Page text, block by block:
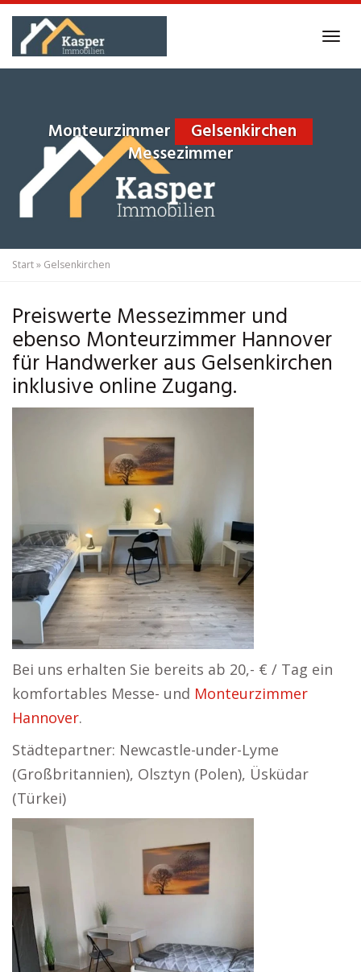
Skip
main
Monteurzimmer
Gelsenkirchen
Messezimmer
Start» Gelsenkirchen
Preiswerte Messezimmer und
ebenso Monteurzimmer Hannover
für Handwerker aus Gelsenkirchen
inklusive online Zugang.
Bei uns erhalten Sie bereits ab 20,- € / Tag ein
komfortables Messe- und Monteurzimmer
Hannover.
Städtepartner: Newcastle-under-Lyme
(Großbritannien), Olsztyn (Polen), Üsküdar
(Türkei)